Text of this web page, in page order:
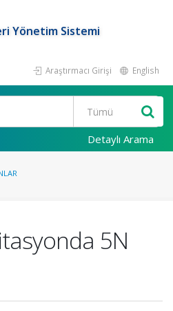
Yönetim Sistemi
Araştırmacı Girişi English
Detaylı Arama
5N